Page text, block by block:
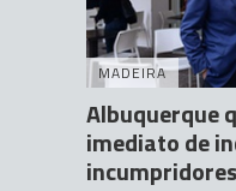
MADEIRA
Albuquerque
imediato de
incumpridores